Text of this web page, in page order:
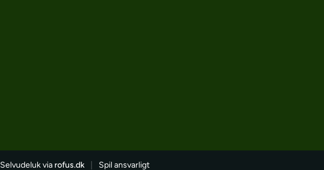
Selvudeluk via rofus.dk Spil ansvarligt